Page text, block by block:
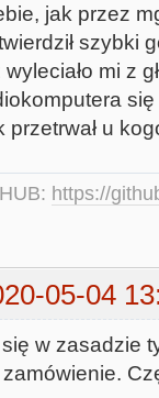
jak przez
szybki
wyleciało mi z
się
przetrwał u
https://
05-04
w zasadzie